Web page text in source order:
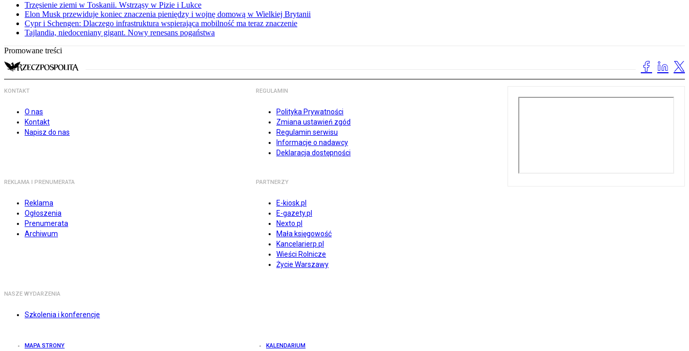
Trzęsienie ziemi w Toskanii. Wstrząsy w Pizie i Lukce
Elon Musk przewiduje koniec znaczenia pieniędzy i wojnę domową w Wielkiej Brytanii
Cypr i Schengen: Dlaczego infrastruktura wspierająca mobilność ma teraz znaczenie
Tajlandia, niedoceniany gigant. Nowy renesans pogaństwa
Promowane treści
KONTAKT
O nas
Kontakt
Napisz do nas
REGULAMIN
Polityka Prywatności
Zmiana ustawień zgód
Regulamin serwisu
Informacje o nadawcy
Deklaracja dostępności
REKLAMA I PRENUMERATA
Reklama
Ogłoszenia
Prenumerata
Archiwum
PARTNERZY
E-kiosk.pl
E-gazety.pl
Nexto.pl
Mała księgowość
Kancelarierp.pl
Wieści Rolnicze
Życie Warszawy
NASZE WYDARZENIA
Szkolenia i konferencje
MAPA STRONY KALENDARIUM